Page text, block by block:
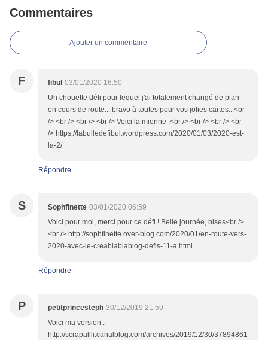
Commentaires
Ajouter un commentaire
F fibul 03/01/2020 16:50
Un chouette défi pour lequel j'ai totalement changé de plan
en cours de route... bravo à toutes pour vos jolies cartes...<br
/> <br /> <br /> <br /> Voici la mienne :<br /> <br /> <br /> <br
/> https://labulledefibul.wordpress.com/2020/01/03/2020-est-
la-2/
Répondre
S Sophfinette 03/01/2020 06:59
Voici pour moi, merci pour ce défi ! Belle journée, bises<br />
<br /> http://sophfinette.over-blog.com/2020/01/en-route-vers-
2020-avec-le-creablablablog-defis-11-a.html
Répondre
P petitprincesteph 30/12/2019 21:59
Voici ma version :
http://scrapalili.canalblog.com/archives/2019/12/30/37894861